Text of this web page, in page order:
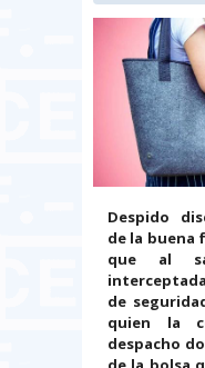
Despido
de la buena
que al
de
quien la
despacho